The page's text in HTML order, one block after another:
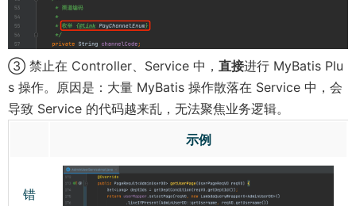
③ 禁止在 Controller、Service 中， 直接进行 MyBatis Plu
s 操作。原因是：大量 MyBatis 操作散落在 Service 中，会
导致 Service 的代码越来乱，无法聚焦业务逻辑。
示例
错